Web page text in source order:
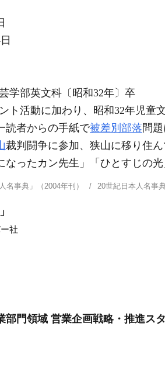
学部英文科〔昭和32年〕卒
ト活動に加わり、昭和32年児童
読者からの手紙で被差別部落問
裁判闘争に参加、狭山に移り住
なったカン先生」「ひとすじの
名事典」（2004年刊） 20世紀日本人名
社
部門領域 営業企画戦略・推進ス